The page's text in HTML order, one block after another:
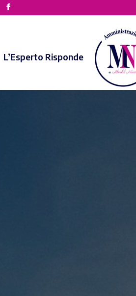
L’Esperto Risponde